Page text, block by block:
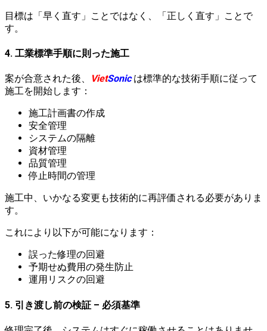
目標は「早く直す」ことではなく、「正しく直す」ことで
す。
4. 工業標準手順に則った施工
案が合意された後、 VietSonicは標準的な技術手順に従って
施工を開始します：
施工計画書の作成
安全管理
システムの隔離
資材管理
品質管理
停止時間の管理
施工中、いかなる変更も技術的に再評価される必要がありま
す。
これにより以下が可能になります：
誤った修理の回避
予期せぬ費用の発生防止
運用リスクの回避
5. 引き渡し前の検証 – 必須基準